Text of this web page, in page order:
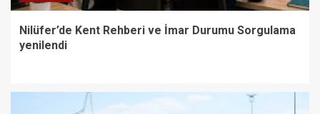
Nilüfer’de Kent Rehberi ve İmar Durumu Sorgulama
yenilendi